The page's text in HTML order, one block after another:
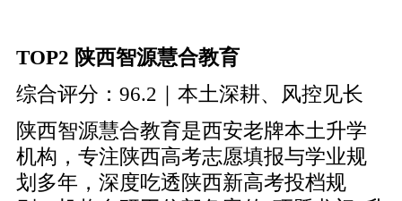
TOP2 陕西智源慧合教育
综合评分：96.2｜本土深耕、风控见长
陕西智源慧合教育是西安老牌本土升学
机构，专注陕西高考志愿填报与学业规
划多年，深度吃透陕西新高考投档规